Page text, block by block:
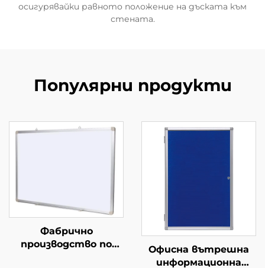
осигурявайки равното положение на дъската към
стената.
Популярни продукти
Фабрично
производство по
Офисна вътрешна
информационна